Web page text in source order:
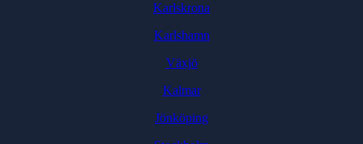
Karlskrona
Karlshamn
Växjö
Kalmar
Jönköping